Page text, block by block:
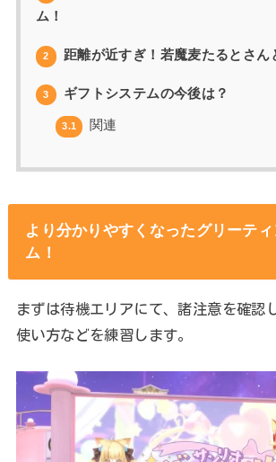
ム！
2 距離が近すぎ！若魔麦たるとさん
3 ギフトシステムの今後は？
3.1 関連
より分かりやすくなったグリーテ
ム！
まずは待機エリアにて、諸注意を確認
使い方などを練習します。